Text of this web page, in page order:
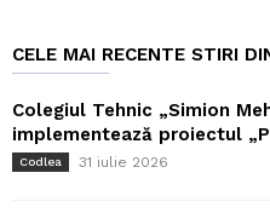
CELE MAI RECENTE STIRI
Colegiul Tehnic „Simion
implementează proiectul
Codlea 31 iulie 2026